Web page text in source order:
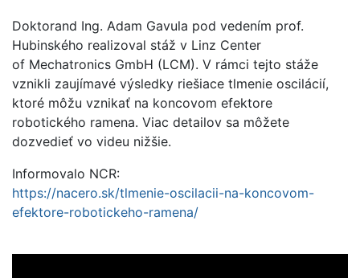
Doktorand Ing. Adam Gavula pod vedením prof.
Hubinského realizoval stáž v Linz Center
of Mechatronics GmbH (LCM). V rámci tejto stáže
vznikli zaujímavé výsledky riešiace tlmenie oscilácií,
ktoré môžu vznikať na koncovom efektore
robotického ramena. Viac detailov sa môžete
dozvedieť vo videu nižšie.
Informovalo NCR:
https://nacero.sk/tlmenie-oscilacii-na-koncovom-
efektore-robotickeho-ramena/